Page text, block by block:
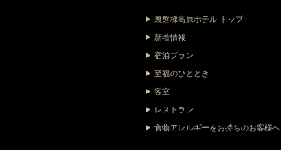
裏磐梯高原ホテル トップ
新着情報
宿泊プラン
至福のひととき
客室
レストラン
食物アレルギーをお持ちのお客様へ